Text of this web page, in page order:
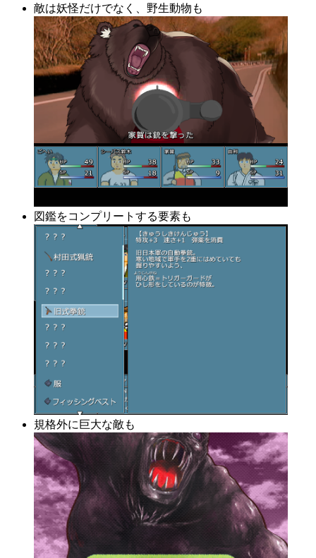
敵は妖怪だけでなく、野生動物も
図鑑をコンプリートする要素も
規格外に巨大な敵も